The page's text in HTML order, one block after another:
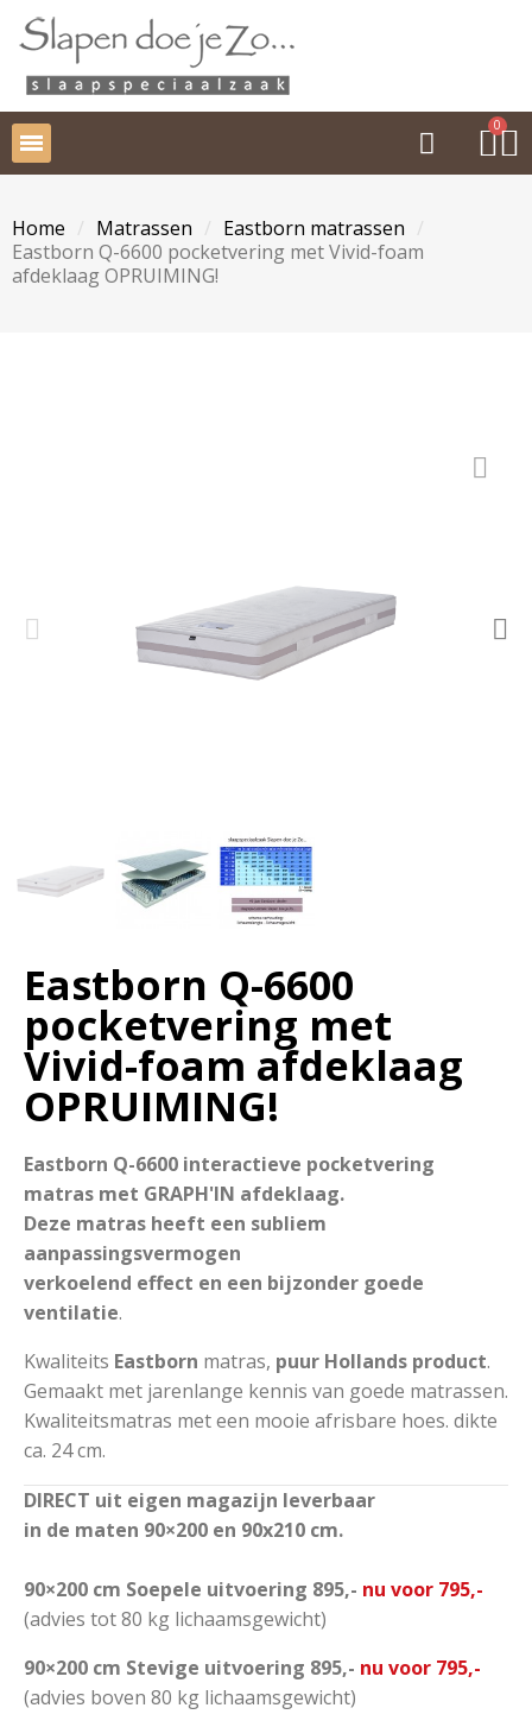
Home Matrassen
Eastborn matrassen
Eastborn Q-6600 pocketvering met Vivid-foam
afdeklaag OPRUIMING!
Eastborn Q-6600
pocketvering met
Vivid-foam afdeklaag
OPRUIMING!
Eastborn Q-6600 interactieve pocketvering
matras met GRAPH'IN afdeklaag.
Deze matras heeft een subliem
aanpassingsvermogen
verkoelend effect en een bijzonder goede
ventilatie.
Kwaliteits Eastborn matras, puur Hollands product.
Gemaakt met jarenlange kennis van goede matrassen.
Kwaliteitsmatras met een mooie afrisbare hoes. dikte
ca. 24 cm.
DIRECT uit eigen magazijn leverbaar
in de maten 90×200 en 90x210 cm.
90×200 cm Soepele uitvoering 895,- nu voor 795,-
(advies tot 80 kg lichaamsgewicht)
90×200 cm Stevige uitvoering 895,- nu voor 795,-
(advies boven 80 kg lichaamsgewicht)